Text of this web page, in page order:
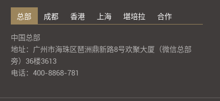
总部 成都 香港 上海 堪培拉 合作
中国总部
地址：广州市海珠区琶洲鼎新路8号欢聚大厦（微信总部
旁）36楼3613
电话：400-8868-781